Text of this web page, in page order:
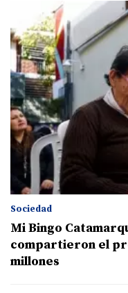
Sociedad
Mi Bingo
compartieron el
millones